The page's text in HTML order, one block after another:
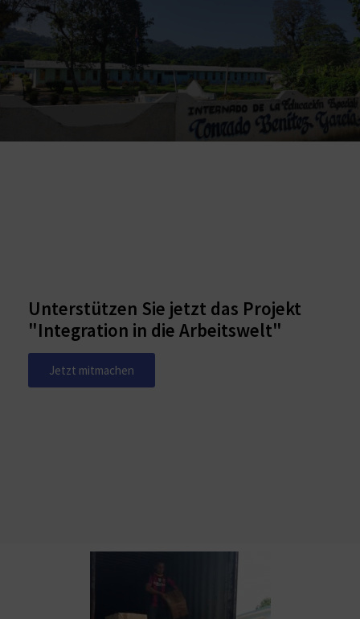
Unterstützen Sie jetzt das Projekt
"Integration in die Arbeitswelt"
Jetzt mitmachen